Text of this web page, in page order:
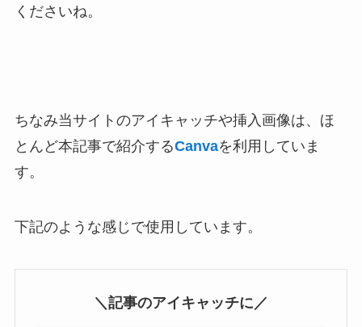
くださいね。
ちなみ当サイトのアイキャッチや挿入画像は、ほ
とんど本記事で紹介するCanvaを利用していま
す。
下記のような感じで使用しています。
＼記事のアイキャッチに／